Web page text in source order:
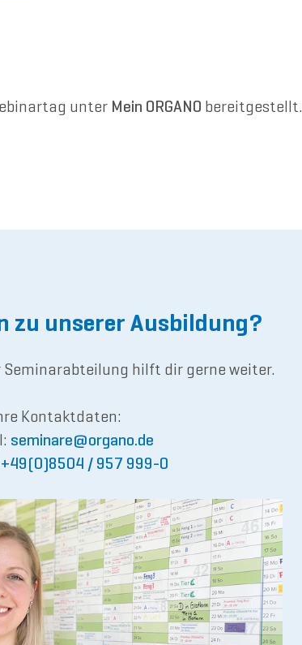
unter Mein ORGANO bereitgestellt.
zu unserer Ausbildung?
Seminarabteilung hilft dir gerne weiter.
Kontaktdaten:
seminare@organo.de
+49(0)8504 / 957 999-0